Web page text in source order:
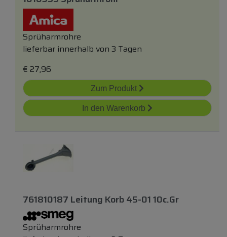
Sprüharmrohre
lieferbar innerhalb von 3 Tagen
€ 27,96
Zum Produkt
In den Warenkorb
761810187 Leitung Korb 45-01 10c.gr
Sprüharmrohre